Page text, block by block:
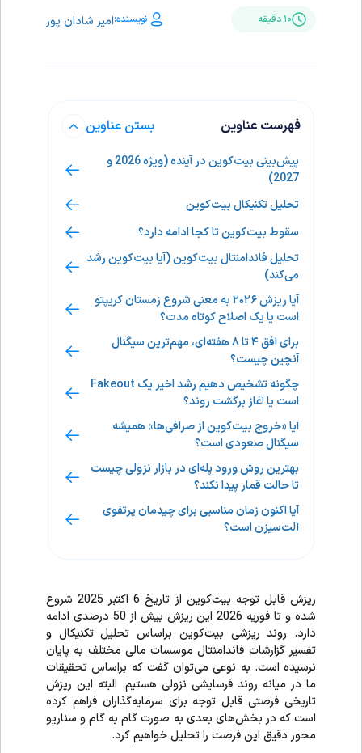
۱۰ دقیقه نویسنده:امیر شادان پور
فهرست عناوین بستن عناوین
پیش‌بینی بیت‌کوین در آینده (ویژه 2026 و
2027)
تحلیل تکنیکال بیت‌کوین
سقوط بیت‌کوین تا کجا ادامه دارد؟
تحلیل فاندامنتال بیت‌کوین (آیا بیت‌کوین رشد
می‌کند)
آیا ریزش ۲۰۲۶ به معنی شروع زمستان کریپتو
است یا یک اصلاح کوتاه مدت؟
​برای افق ۴ تا ۸ هفته‌ای، مهم‌ترین سیگنال
آنچین چیست؟
چگونه تشخیص دهیم رشد اخیر یک Fakeout
است یا آغاز برگشت روند؟
آیا «خروج بیت‌کوین از صرافی‌ها» همیشه
سیگنال صعودی است؟
بهترین روش ورود پله‌ای در بازار نزولی چیست
تا حالت قمار پیدا نکند؟
آیا اکنون زمان مناسبی برای چیدمان پرتفوی
آلت‌سیزن است؟
ریزش قابل توجه بیت‌کوین از تاریخ 6 اکتبر 2025 شروع
شده و تا فوریه 2026 این ریزش بیش از 50 درصدی ادامه
دارد. روند ریزشی بیت‌کوین براساس تحلیل تکنیکال و
تفسیر گزارشات فاندامنتال موسسات مالی مختلف به پایان
نرسیده است. به نوعی می‌توان گفت که براساس تحقیقات
ما در میانه روند فرسایشی نزولی هستیم. البته این ریزش
تاریخی فرصتی قابل توجه برای سرمایه‌‎گذاران فراهم کرده
است که در بخش‌های بعدی به صورت گام به گام و سناریو
محور دقیق این فرصت را تحلیل خواهیم کرد.